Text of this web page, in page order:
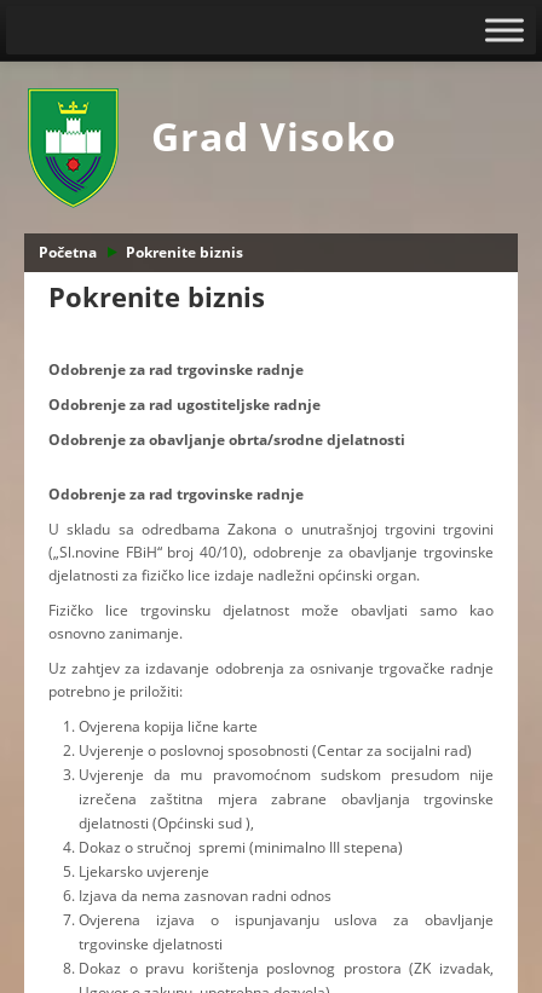
Grad Visoko
Početna Pokrenite biznis
Pokrenite biznis
Odobrenje za rad trgovinske radnje
Odobrenje za rad ugostiteljske radnje
Odobrenje za obavljanje obrta/srodne djelatnosti
Odobrenje za rad trgovinske radnje
U skladu sa odredbama Zakona o unutrašnjoj trgovini trgovini
(„Sl.novine FBiH“ broj 40/10), odobrenje za obavljanje trgovinske
djelatnosti za fizičko lice izdaje nadležni općinski organ.
Fizičko lice trgovinsku djelatnost može obavljati samo kao
osnovno zanimanje.
Uz zahtjev za izdavanje odobrenja za osnivanje trgovačke radnje
potrebno je priložiti:
Ovjerena kopija lične karte
Uvjerenje o poslovnoj sposobnosti (Centar za socijalni rad)
Uvjerenje da mu pravomoćnom sudskom presudom nije
izrečena zaštitna mjera zabrane obavljanja trgovinske
djelatnosti (Općinski sud ),
Dokaz o stručnoj spremi (minimalno III stepena)
Ljekarsko uvjerenje
Izjava da nema zasnovan radni odnos
Ovjerena izjava o ispunjavanju uslova za obavljanje
trgovinske djelatnosti
Dokaz o pravu korištenja poslovnog prostora (ZK izvadak,